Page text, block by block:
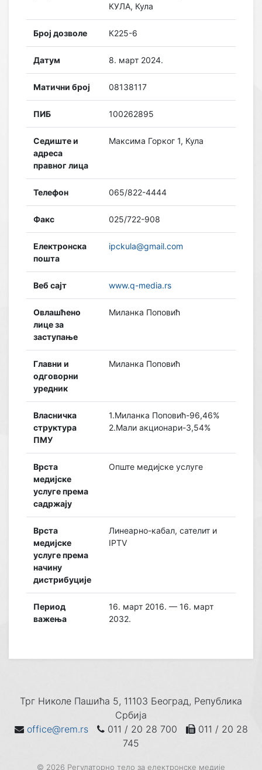
КУЛА, Кула
Број дозволе К225-6
Датум 8. март 2024.
Матични број 08138117
ПИБ 100262895
Седиште и
адреса
правног лица
Максима Горког 1, Кула
Телефон 065/822-4444
Факс 025/722-908
Електронска
пошта
ipckula@gmail.com
Веб сајт www.q-media.rs
Овлашћено
лице за
заступање
Миланка Поповић
Главни и
одговорни
уредник
Миланка Поповић
Власничка
структура
ПМУ
1.Миланка Поповић-96,46%
2.Мали акционари-3,54%
Врста
медијске
услуге према
садржају
Опште медијске услуге
Врста
медијске
услуге према
начину
дистрибуције
Линеарно-кабал, сателит и
IPTV
Период
важења
16. март 2016. — 16. март
2032.
Трг Николе Пашића 5, 11103 Београд, Република
Србија
office@rem.rs
011 / 20 28 700
011 / 20 28
745
© 2026 Регулаторно тело за електронске медије